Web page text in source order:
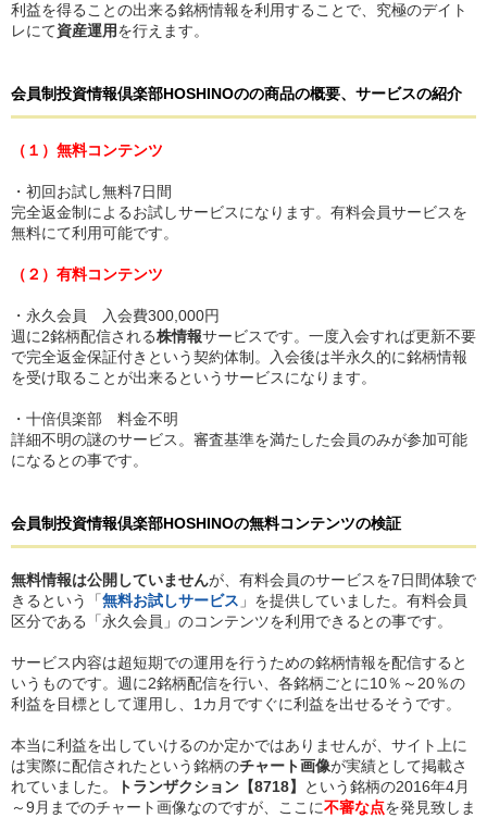
利益を得ることの出来る銘柄情報を利用することで、究極のデイト
レにて資産運用を行えます。
会員制投資情報倶楽部HOSHINOのの商品の概要、サービスの紹介
（１）無料コンテンツ
・初回お試し無料7日間
完全返金制によるお試しサービスになります。有料会員サービスを
無料にて利用可能です。
（２）有料コンテンツ
・永久会員 入会費300,000円
週に2銘柄配信される株情報サービスです。一度入会すれば更新不要
で完全返金保証付きという契約体制。入会後は半永久的に銘柄情報
を受け取ることが出来るというサービスになります。
・十倍倶楽部 料金不明
詳細不明の謎のサービス。審査基準を満たした会員のみが参加可能
になるとの事です。
会員制投資情報倶楽部HOSHINOの無料コンテンツの検証
無料情報は公開していませんが、有料会員のサービスを7日間体験で
きるという「無料お試しサービス 」を提供していました。有料会員
区分である「永久会員」のコンテンツを利用できるとの事です。
サービス内容は超短期での運用を行うための銘柄情報を配信すると
いうものです。週に2銘柄配信を行い、各銘柄ごとに10％～20％の
利益を目標として運用し、1カ月ですぐに利益を出せるそうです。
本当に利益を出していけるのか定かではありませんが、サイト上に
は実際に配信されたという銘柄のチャート画像が実績として掲載さ
れていました。
トランザクション【8718】
という銘柄の2016年4月
～9月までのチャート画像なのですが、ここに不審な点を発見致しま